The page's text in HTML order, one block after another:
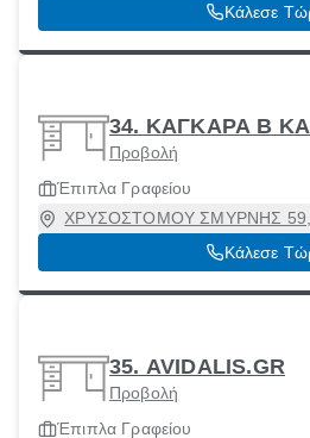
Κάλεσε
34. ΚΑΓΚΑΡΑ Β
Προβολή
Έπιπλα Γραφείου
ΧΡΥΣΟΣΤΟΜΟΥ ΣΜΥΡΝΗΣ 59,
16451
Κάλεσε
35. AVIDALIS.GR
Προβολή
Έπιπλα Γραφείου